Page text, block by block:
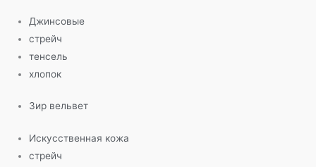
Джинсовые
стрейч
тенсель
хлопок
Зир вельвет
Искусственная кожа
стрейч